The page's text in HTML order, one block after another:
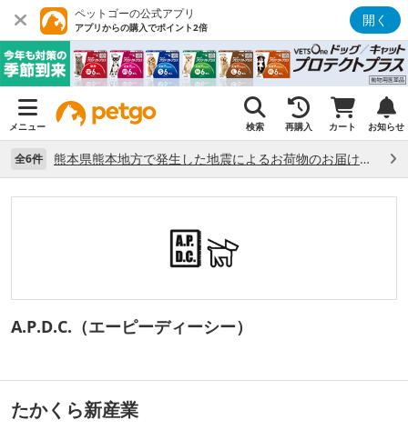
ペットゴーの公式アプリ
アプリからの購入でポイント2倍 開く
メニュー 検索 再購入 カート お知らせ
全6件 熊本県熊本地方で発生した地震によるお荷物のお届け状況について （7/28）
A.P.D.C.（エーピーディーシー）
たかくら新産業